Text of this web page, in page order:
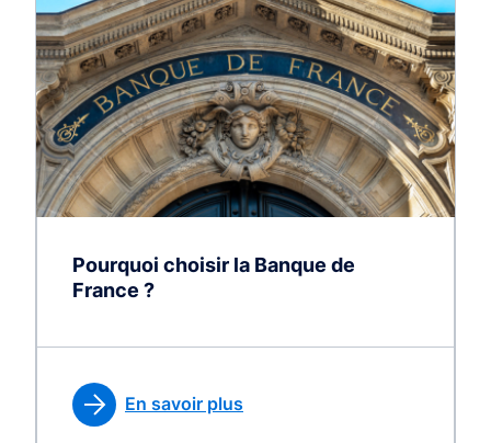
Pourquoi choisir la Banque de
France ?
En savoir plus